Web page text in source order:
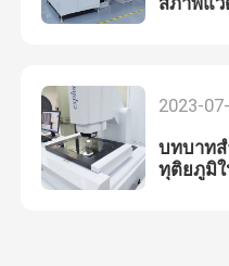
2023-
บทบาท
ทุติยภูมิ